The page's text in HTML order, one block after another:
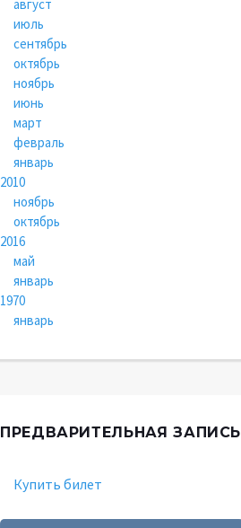
август
июль
сентябрь
октябрь
ноябрь
июнь
март
февраль
январь
2010
ноябрь
октябрь
2016
май
январь
1970
январь
ПРЕДВАРИТЕЛЬНАЯ ЗАПИСЬ
Купить билет